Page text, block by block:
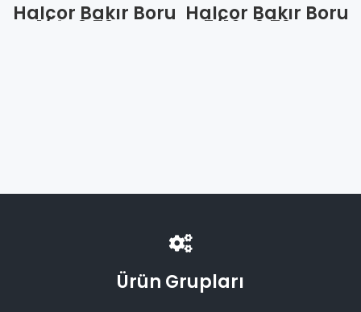
Halcor Bakır Boru
1/4″ 0.70mm
Halcor Bakır Boru
5/16″ 0.70mm
Ürün Grupları